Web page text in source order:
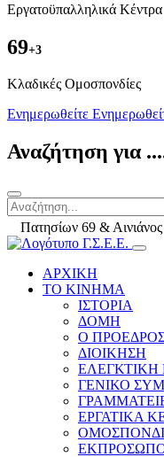
Εργατοϋπαλληλικά Κέντρα
69+3
Kλαδικές Ομοσπονδίες
Ενημερωθείτε
Αναζήτηση για
Πατησίων 69 &
ΑΡΧΙΚΗ
ΤΟ ΚΙΝΗΜΑ
ΙΣΤΟΡΙΑ
ΔΟΜΗ
Ο
ΔΙΟΙΚΗΣΗ
ΕΛΕΓΚΤΙΚΗ
ΓΕΝΙΚΟ
ΕΡΓΑΤΙΚΑ